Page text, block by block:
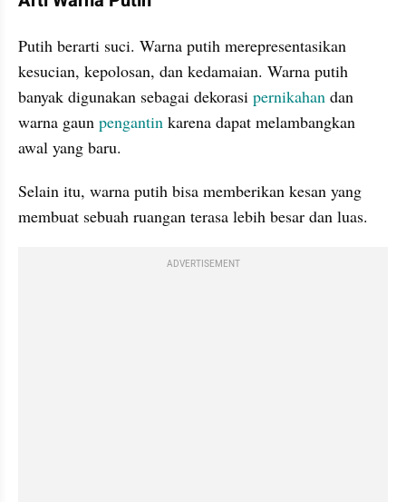
Putih berarti suci. Warna putih merepresentasikan
kesucian, kepolosan, dan kedamaian. Warna putih
banyak digunakan sebagai dekorasi pernikahan dan
warna gaun pengantin karena dapat melambangkan
awal yang baru.
Selain itu, warna putih bisa memberikan kesan yang
membuat sebuah ruangan terasa lebih besar dan luas.
ADVERTISEMENT